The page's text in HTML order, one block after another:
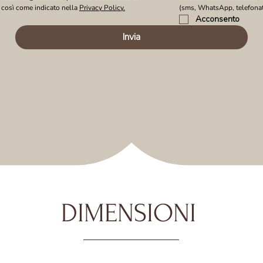
come indicato nella Privacy Policy.
(sms, WhatsApp,
Acconsento
Invia
DIMENSIONI